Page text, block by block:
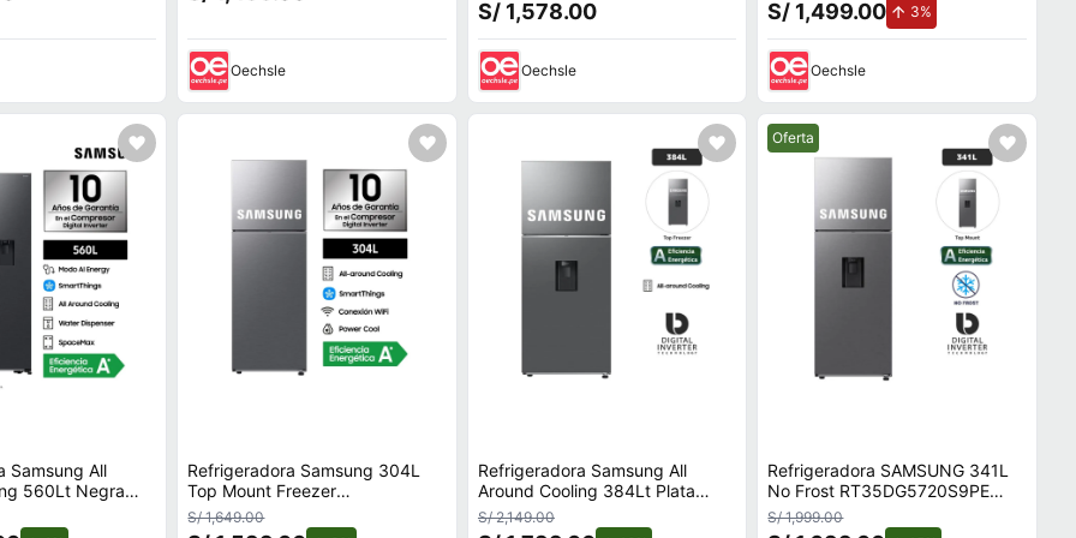
Oechsle
S/ 1,578.00
Oechsle
S/ 1,499.00 3%
Oechsle
Samsung All
560Lt Negra
PE
Refrigeradora Samsung 304L
Top Mount Freezer
RT31DG5120S9PE Plata
S/ 1,649.00
Refrigeradora Samsung All
Around Cooling 384Lt Plata
RT38DG6730S9PE
S/ 2,149.00
Mejor precio.
Oferta
Refrigeradora SAMSUNG 341L
No Frost RT35DG5720S9PE
Silver
S/ 1,999.00